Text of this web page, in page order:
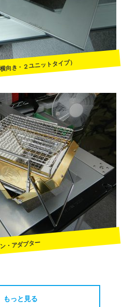
向き・２ユニットタイプ）
・アダプター
もっと見る